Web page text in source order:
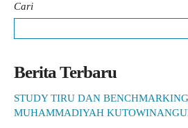
Cari
Berita Terbaru
STUDY TIRU DAN
MUHAMMADIYAH